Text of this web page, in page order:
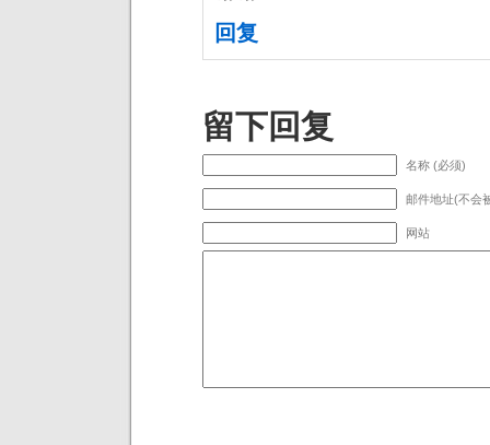
回复
留下回复
名称 (必须)
邮件地址(不会
网站